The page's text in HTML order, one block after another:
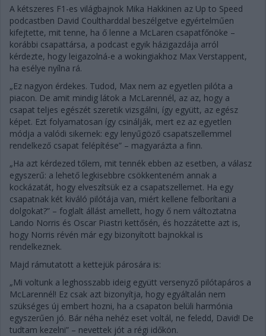
A kétszeres F1-es világbajnok Mika Hakkinen az Up to Speed
podcastben David Coultharddal beszélgetve egyértelműen
kifejtette, mit tenne, ha ő lenne a McLaren csapatfőnöke –
korábbi csapattársa, a podcast egyik házigazdája arról
kérdezte, hogy leigazolná-e a wokingiakhoz Max Verstappent,
ha esélye nyílna rá.
„Ez nagyon érdekes. Tudod, Max nem az egyetlen pilóta a
piacon. De amit mindig látok a McLarennél, az az, hogy a
csapat teljes egészét szeretik vizsgálni, így együtt, az egész
képet. Ezt folyamatosan így csinálják, mert ez az egyetlen
módja a valódi sikernek: egy lenyűgöző csapatszellemmel
rendelkező csapat felépítése” – magyarázta a finn.
„Ha azt kérdezed tőlem, mit tennék ebben az esetben, a válasz
egyszerű: a lehető legkisebbre csökkenteném annak a
kockázatát, hogy elveszítsük ez a csapatszellemet. Ha egy
csapatnak két kiváló pilótája van, miért kellene felborítani a
dolgokat?” – foglalt állást amellett, hogy ő nem változtatna
Lando Norris és Oscar Piastri kettősén, és hozzátette azt is,
hogy Norris révén már egy bizonyított bajnokkal is
rendelkeznek.
Majd rámutatott a kettejük párosára is:
„Mi voltunk a leghosszabb ideig együtt versenyző pilótapáros a
McLarennél! Ez csak azt bizonyítja, hogy egyáltalán nem
szükséges új embert hozni, ha a csapaton belüli harmónia
egyszerűen jó. Bár néha nehéz eset voltál, ne feledd, David! De
tudtam kezelni” – nevettek jót a régi időkön.